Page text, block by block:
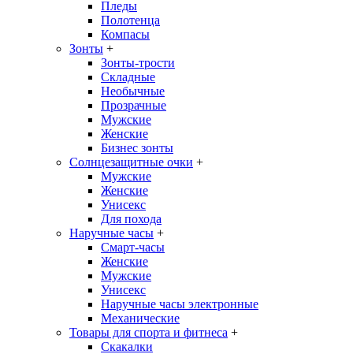
Пледы
Полотенца
Компасы
Зонты +
Зонты-трости
Складные
Необычные
Прозрачные
Мужские
Женские
Бизнес зонты
Солнцезащитные очки +
Мужские
Женские
Унисекс
Для похода
Наручные часы +
Смарт-часы
Женские
Мужские
Унисекс
Наручные часы электронные
Механические
Товары для спорта и фитнеса +
Скакалки